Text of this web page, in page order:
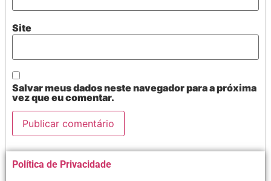
Site
Salvar meus dados neste navegador para a próxima
vez que eu comentar.
Alternative:
Política de Privacidade